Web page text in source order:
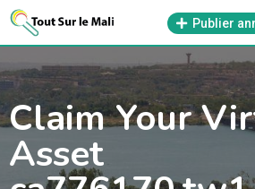
Aller
contenu
Publier
Claim Your
Asset